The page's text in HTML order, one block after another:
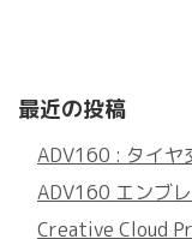
最近の投稿
ADV160 : タイヤ
ADV160 エンブ
Creative Cloud